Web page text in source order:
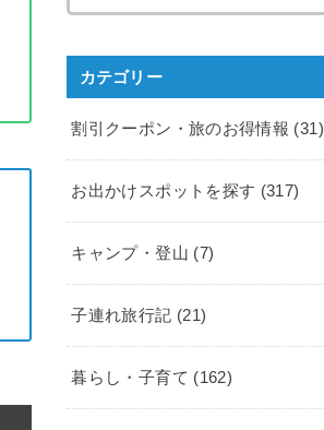
カテゴリー
割引クーポン・旅のお得情報 (31)
お出かけスポットを探す (317)
キャンプ・登山 (7)
子連れ旅行記 (21)
暮らし・子育て (162)